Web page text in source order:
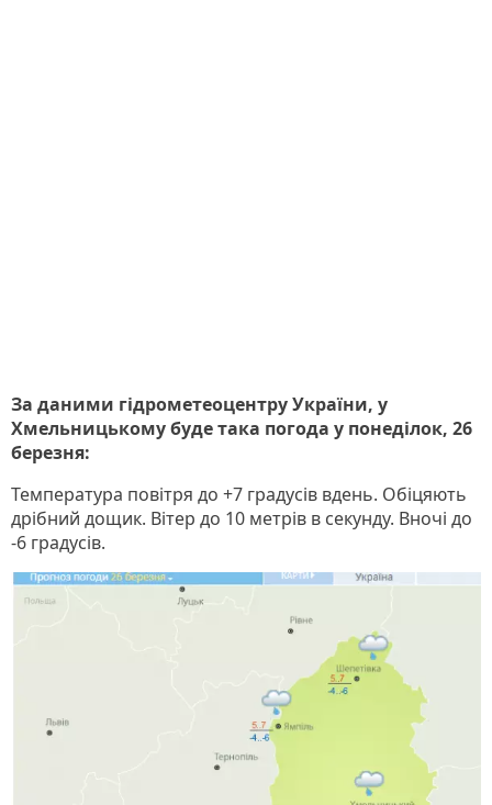
За даними гідрометеоцентру України, у
Хмельницькому буде така погода у понеділок, 26
березня:
Температура повітря до +7 градусів вдень. Обіцяють
дрібний дощик. Вітер до 10 метрів в секунду. Вночі до
-6 градусів.